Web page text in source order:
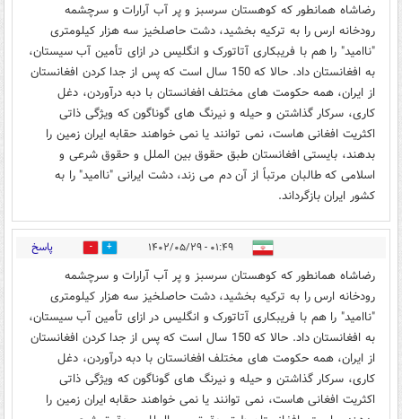
رضاشاه همانطور که کوهستان سرسبز و پر آب آرارات و سرچشمه
رودخانه ارس را به ترکیه بخشید، دشت حاصلخیز سه هزار کیلومتری
"ناامید" را هم با فریبکاری آتاتورک و انگلیس در ازای تأمین آب سیستان،
به افغانستان داد. حالا که 150 سال است که پس از جدا کردن افغانستان
از ایران، همه حکومت های مختلف افغانستان با دبه درآوردن، دغل
کاری، سرکار گذاشتن و حیله و نیرنگ های گوناگون که ویژگی ذاتی
اکثریت افغانی هاست، نمی توانند یا نمی خواهند حقابه ایران زمین را
بدهند، بایستی افغانستان طبق حقوق بین الملل و حقوق شرعی و
اسلامی که طالبان مرتباً از آن دم می زند، دشت ایرانی "ناامید" را به
کشور ایران بازگرداند.
۰۱:۴۹ - ۱۴۰۲/۰۵/۲۹ 3 پاسخ
رضاشاه همانطور که کوهستان سرسبز و پر آب آرارات و سرچشمه
رودخانه ارس را به ترکیه بخشید، دشت حاصلخیز سه هزار کیلومتری
"ناامید" را هم با فریبکاری آتاتورک و انگلیس در ازای تأمین آب سیستان،
به افغانستان داد. حالا که 150 سال است که پس از جدا کردن افغانستان
از ایران، همه حکومت های مختلف افغانستان با دبه درآوردن، دغل
کاری، سرکار گذاشتن و حیله و نیرنگ های گوناگون که ویژگی ذاتی
اکثریت افغانی هاست، نمی توانند یا نمی خواهند حقابه ایران زمین را